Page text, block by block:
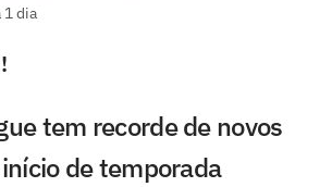
1 dia
tem recorde de novos
de temporada